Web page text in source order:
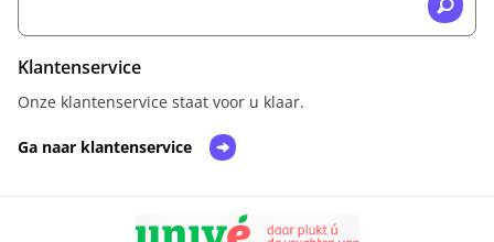
Klantenservice
Onze klantenservice staat voor u klaar.
Ga naar klantenservice